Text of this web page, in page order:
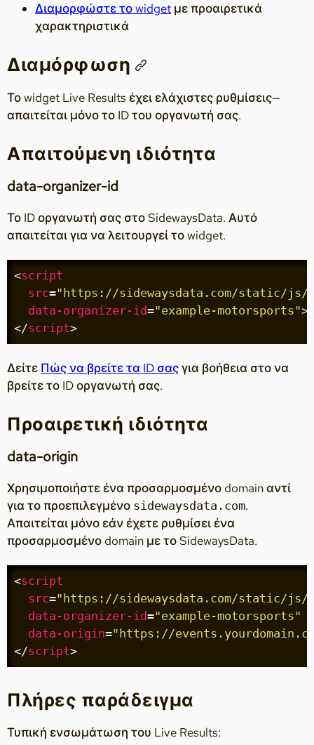
Διαμορφώστε το widget με προαιρετικά
χαρακτηριστικά
Διαμόρφωση
Το widget Live Results έχει ελάχιστες ρυθμίσεις—
απαιτείται μόνο το ID του οργανωτή σας.
Απαιτούμενη ιδιότητα
data-organizer-id
Το ID οργανωτή σας στο SidewaysData. Αυτό
απαιτείται για να λειτουργεί το widget.
<script
src="https://sidewaysdata.com/static/js/
data-organizer-id="example-motorsports">
</script>
Δείτε Πώς να βρείτε τα ID σαςγια βοήθεια στο να
βρείτε το ID οργανωτή σας.
Προαιρετική ιδιότητα
data-origin
Χρησιμοποιήστε ένα προσαρμοσμένο domain αντί
για το προεπιλεγμένο sidewaysdata.com.
Απαιτείται μόνο εάν έχετε ρυθμίσει ένα
προσαρμοσμένο domain με το SidewaysData.
<script
src="https://sidewaysdata.com/static/js/
data-organizer-id="example-motorsports"
data-origin="https://
</script>
Πλήρες παράδειγμα
Τυπική ενσωμάτωση του Live Results: